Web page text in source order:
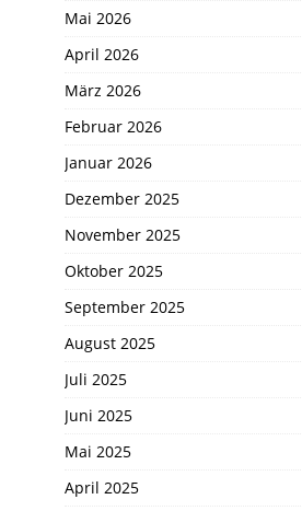
Mai 2026
April 2026
März 2026
Februar 2026
Januar 2026
Dezember 2025
November 2025
Oktober 2025
September 2025
August 2025
Juli 2025
Juni 2025
Mai 2025
April 2025